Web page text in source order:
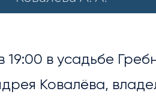
19:00 в усадьбе
Ковалёва,